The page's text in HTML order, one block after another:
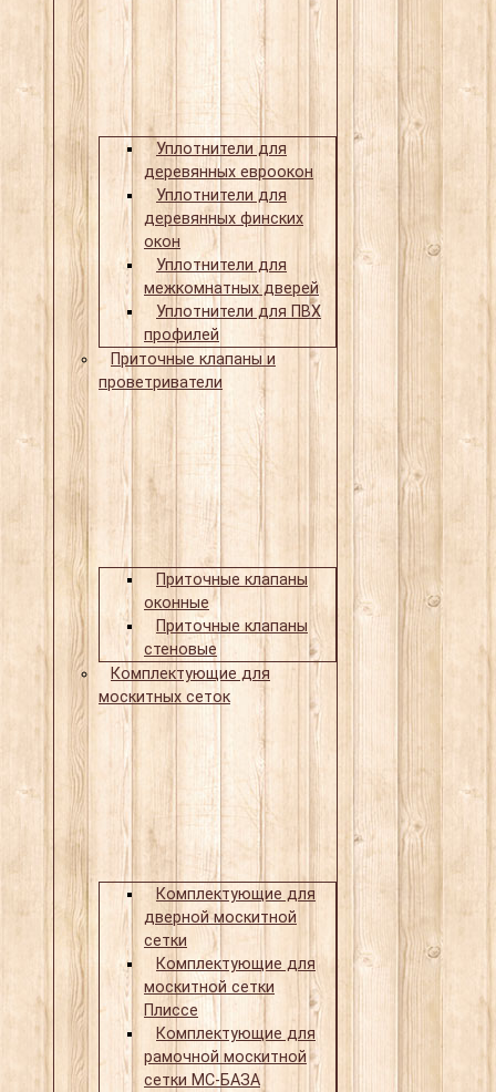
Уплотнители для
деревянных евроокон
Уплотнители для
деревянных финских
окон
Уплотнители для
межкомнатных дверей
Уплотнители для ПВХ
профилей
Приточные клапаны и
проветриватели
Приточные клапаны
оконные
Приточные клапаны
стеновые
Комплектующие для
москитных сеток
Комплектующие для
дверной москитной
сетки
Комплектующие для
москитной сетки
Плиссе
Комплектующие для
рамочной москитной
сетки МС-БАЗА